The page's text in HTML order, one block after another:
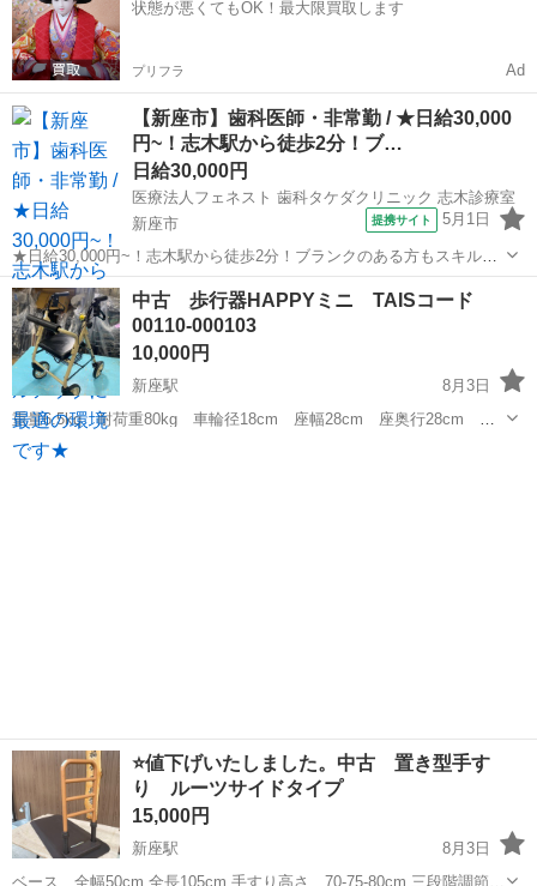
す。 ... 状態が悪くてもOK！最大限買取します
プリフラ Ad
【新座市】歯科医師・非常勤 / ★日給30,000
円~！志木駅から徒歩2分！ブ…
日給30,000円
医療法人フェネスト 歯科タケダクリニック 志木診療室
新座市
提携サイト 5月1日
★日給30,000円~！志木駅から徒歩2分！ブランクのある方もスキルア
ップに最適の環境です★ 日給： 30,000円~ アクセス：東上線 志木 徒
歩2分 オススメコメント ●日給30,000円~の高水準です。週1日~勤...
埼玉 新座市 その他
中古 歩行器HAPPYミニ TAISコード
00110-000103
10,000円
新座駅
8月3日
重量6.5kg 耐荷重80kg 車輪径18cm 座幅28cm 座奥行28cm 座
面高43cm 全幅50㎝ 全長57.5㎝ 高さ70～79㎝5段階調節 関与洗浄-
埼玉
⭐️値下げいたしました。中古 置き型手す
り ルーツサイドタイプ
15,000円
新座駅
8月3日
ベース 全幅50cm 全長105cm 手すり高さ 70-75-80cm 三段階調節